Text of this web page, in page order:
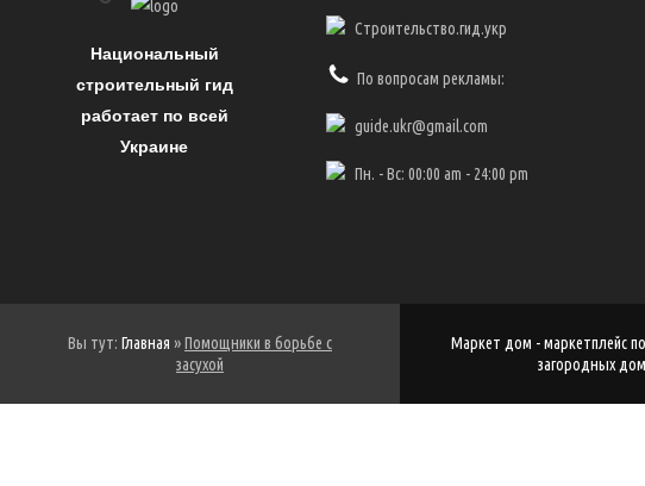
эту проблему по-своему.
Большинство придерживается
традиционных способов
орошения, но вы не подумайте,
это не система ирригационных
каналов как в древнем Египте […]
Национальный
строительный гид
работает по всей
Украине
Строительство.гид.укр
По вопросам рекламы:
guide.ukr@gmail.com
Пн. - Вс: 00:00 am - 24:00 pm
Вы тут: Главная »Помощники в борьбе с
засухой
Маркет дом - маркетплейс
загородных